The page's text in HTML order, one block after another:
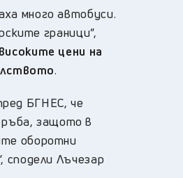
много автобуси.
граници”,
цени на
.
БГНЕС, че
защото в
оборотни
Лъчезар